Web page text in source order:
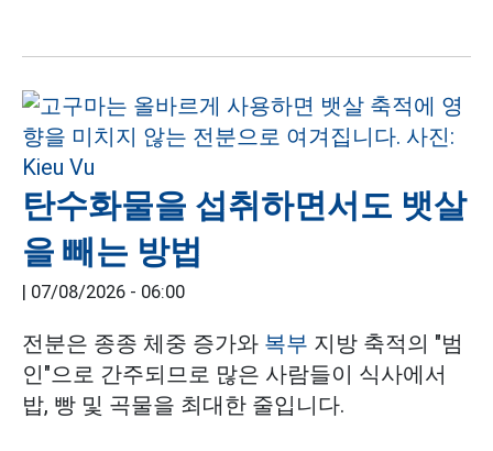
탄수화물을 섭취하면서도 뱃살
을 빼는 방법
| 07/08/2026 - 06:00
전분은 종종 체중 증가와 복부 지방 축적의 "범
인"으로 간주되므로 많은 사람들이 식사에서
밥, 빵 및 곡물을 최대한 줄입니다.